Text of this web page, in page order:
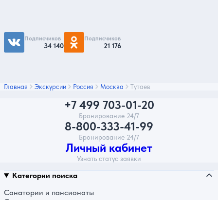
Подписчиков
34 140
Подписчиков
21 176
Главная Экскурсии Россия Москва Тутаев
+7 499 703-01-20
Бронирование 24/7
8-800-333-41-99
Бронирование 24/7
Личный кабинет
Узнать статус заявки
Категории поиска
Санатории и пансионаты